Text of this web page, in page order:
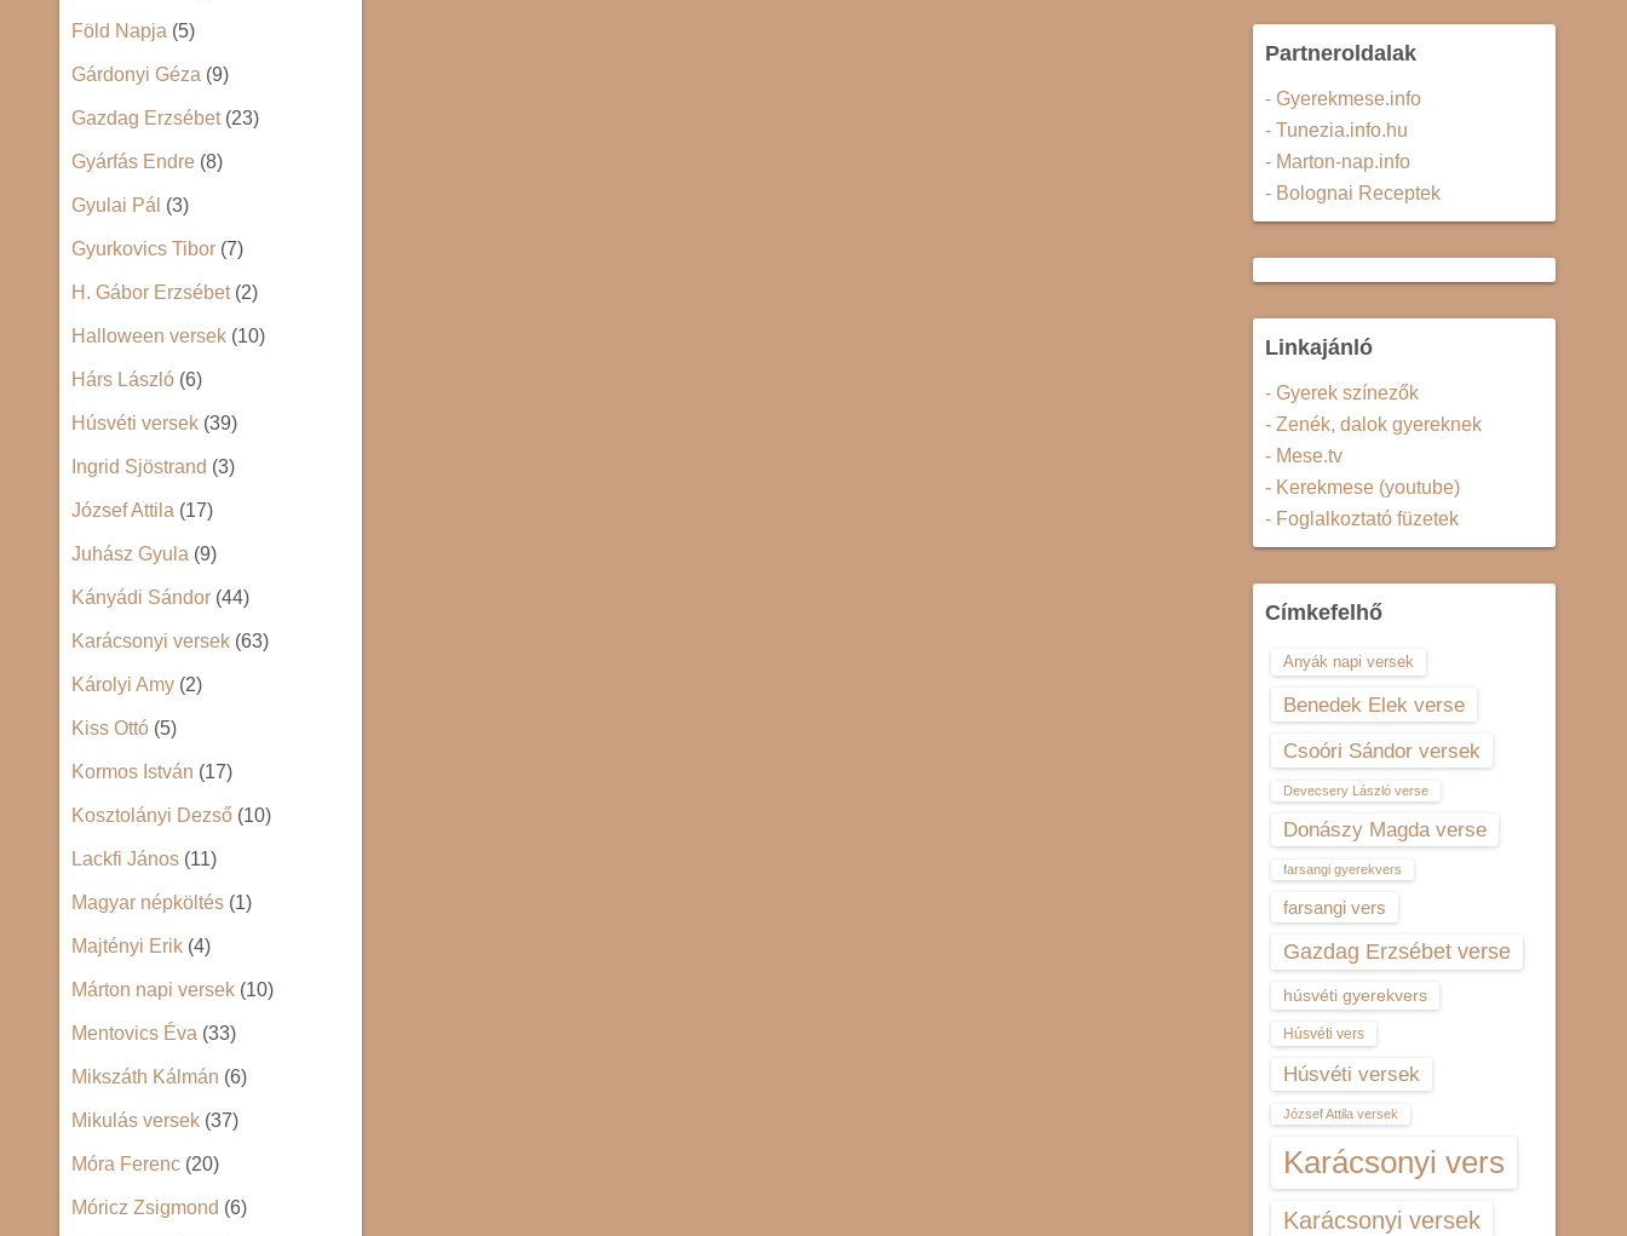
Föld Napja (5)
Gárdonyi Géza (9)
Gazdag Erzsébet(23)
Gyárfás Endre (8)
Gyulai Pál (3)
Gyurkovics Tibor (7)
H. Gábor Erzsébet(2)
Halloween versek (10)
Hárs László (6)
Húsvéti versek (39)
Ingrid Sjöstrand (3)
József Attila (17)
Juhász Gyula (9)
Kányádi Sándor (44)
Karácsonyi versek (63)
Károlyi Amy (2)
Kiss Ottó (5)
Kormos István (17)
Kosztolányi Dezső (10)
Lackfi János (11)
Magyar népköltés (1)
Majtényi Erik (4)
Márton napi versek (10)
Mentovics Éva (33)
Mikszáth Kálmán (6)
Mikulás versek (37)
Móra Ferenc (20)
Móricz Zsigmond (6)
Partneroldalak
- Gyerekmese.info
- Tunezia.info.hu
- Marton-nap.info
- Bolognai Receptek
Linkajánló
- Gyerek színezők
- Zenék, dalok gyereknek
- Mese.tv
- Kerekmese (youtube)
- Foglalkoztató füzetek
Címkefelhő
Anyák napi versek
Benedek Elek verse
Csoóri Sándor versek
Devecsery László verse
Donászy Magda verse
farsangi gyerekvers
farsangi vers
Gazdag Erzsébet verse
húsvéti gyerekvers
Húsvéti vers
Húsvéti versek
József Attila versek
Karácsonyi vers
Karácsonyi versek